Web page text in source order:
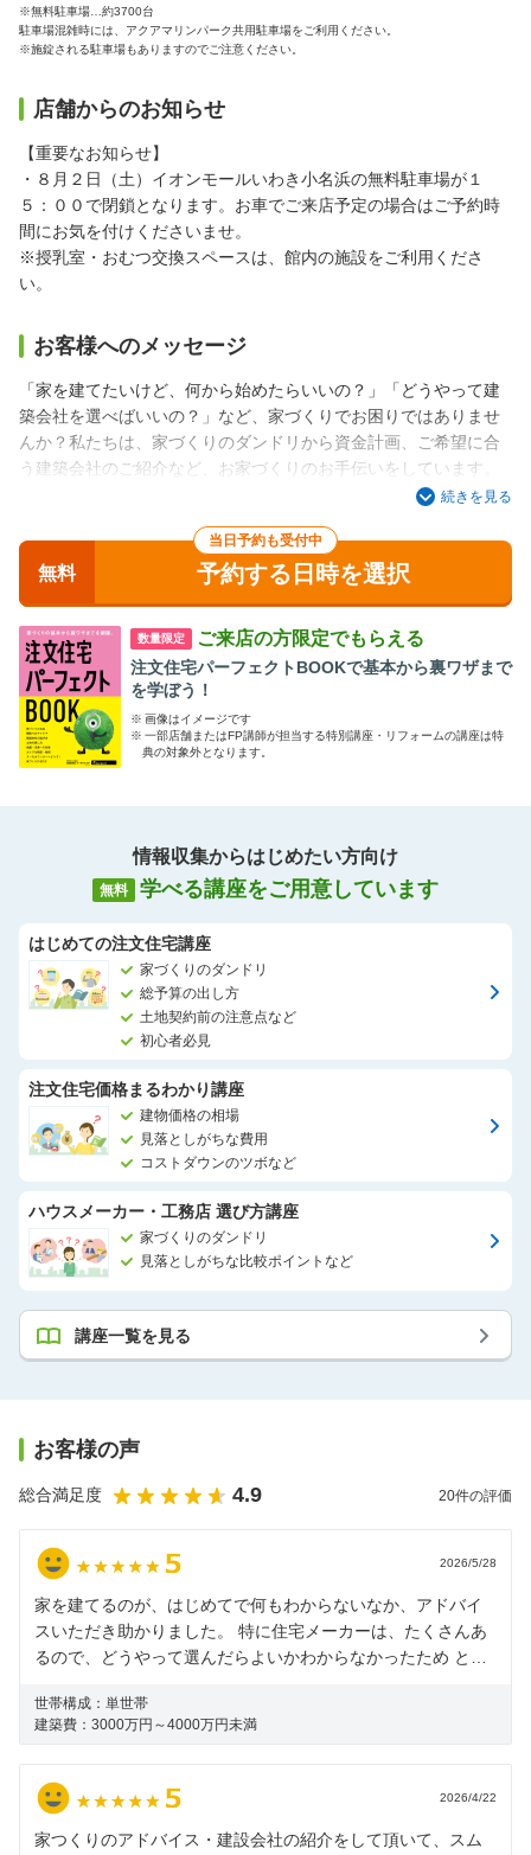
※無料駐車場…約3700台
駐車場混雑時には、アクアマリンパーク共用駐車場をご利用ください。
※施錠される駐車場もありますのでご注意ください。
店舗からのお知らせ
【重要なお知らせ】
・８月２日（土）イオンモールいわき小名浜の無料駐車場が１
５：００で閉鎖となります。お車でご来店予定の場合はご予約時
間にお気を付けくださいませ。
※授乳室・おむつ交換スペースは、館内の施設をご利用くださ
い。
お客様へのメッセージ
「家を建てたいけど、何から始めたらいいの？」「どうやって建
築会社を選べばいいの？」など、家づくりでお困りではありませ
んか？私たちは、家づくりのダンドリから資金計画、ご希望に合
う建築会社のご紹介など、お家づくりのお手伝いをしています。
家づくりができるように、一緒に二人三脚で、家づくりのお手伝
いができればと思っています。
ぜひみなさま、お気軽にお越しくださいね。
ご自分で情報収集する前でも、具体的な検討を始めた後でも、ご
不安なことが少しでもありましたらぜひご相談ください！
週末だけでなく平日も受付しております。平日がお休みの方や奥
様お一人でのご来店も大歓迎です。
アドバイザー一同、ご来店を心よりお待ちしております。
続きを見る
当日予約も受付中
無料 予約する日時を選択
数量限定 ご来店の方限定でもらえる
注文住宅パーフェクトBOOKで基本から裏ワザまで
を学ぼう！
※ 画像はイメージです
※ 一部店舗またはFP講師が担当する特別講座・リフォームの講座は特
典の対象外となります。
情報収集からはじめたい方向け
無料 学べる講座をご用意しています
はじめての注文住宅講座
家づくりのダンドリ
総予算の出し方
土地契約前の注意点など
初心者必見
注文住宅価格まるわかり講座
建物価格の相場
見落としがちな費用
コストダウンのツボなど
ハウスメーカー・工務店 選び方講座
家づくりのダンドリ
見落としがちな比較ポイントなど
講座一覧を見る
お客様の声
総合満足度 4.9 20件の評価
2026/5/28
家を建てるのが、はじめてで何もわからないなか、アドバイ
スいただき助かりました。 特に住宅メーカーは、たくさんあ
るので、どうやって選んだらよいかわからなかったため とて
世帯構成： 単世帯
建築費： 3000万円～4000万円未満
2026/4/22
家つくりのアドバイス・建設会社の紹介をして頂いて、スム